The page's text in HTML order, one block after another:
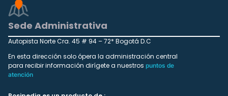
Sede Administrativa
Autopista Norte Cra. 45 # 94 – 72* Bogotá D.C
En esta dirección solo ópera la administración central
para recibir información dirígete a nuestros puntos de
atención